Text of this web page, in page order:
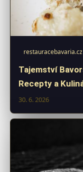
restauracebavaria.cz
Tajemství
Recepty a
30. 6. 2026